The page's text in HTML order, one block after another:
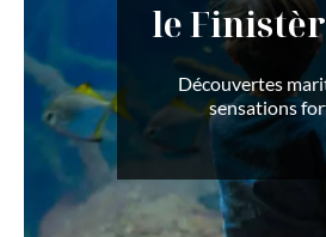
le
Découvertes
sensations